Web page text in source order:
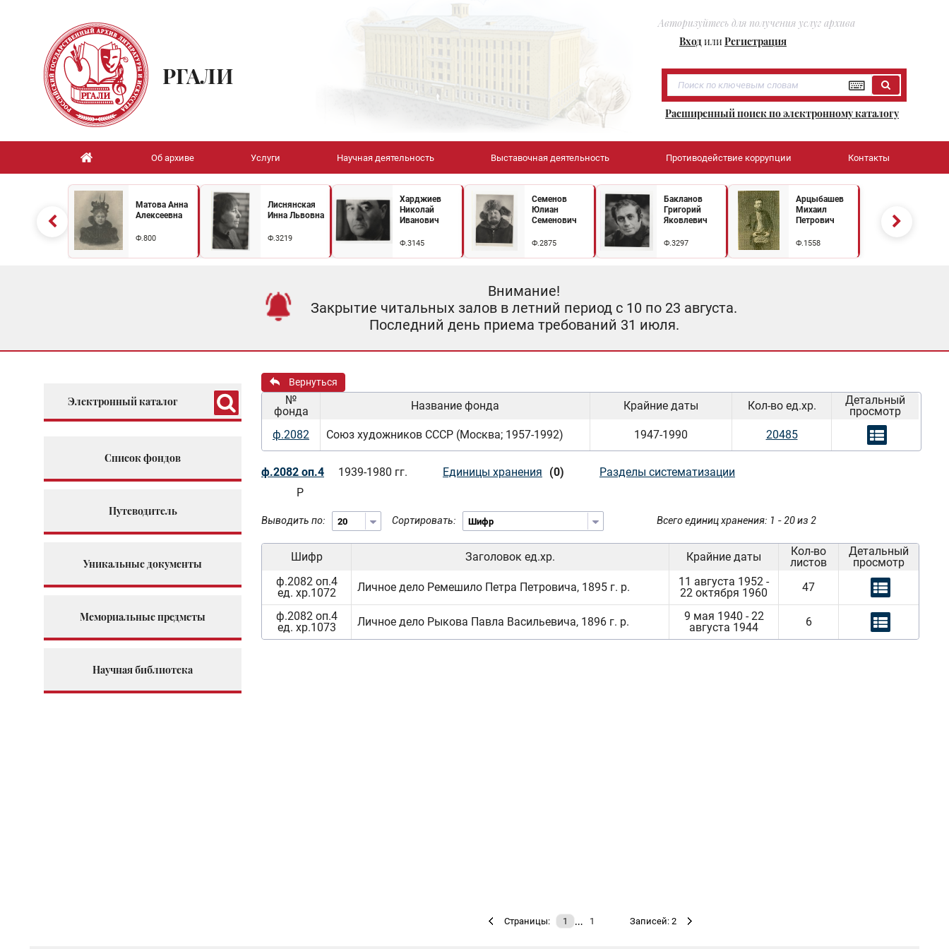
Авторизуйтесь для получения услуг архива
ВходилиРегистрация
РГАЛИ
Расширенный поиск по электронному каталогу
Об архиве Услуги Научная деятельность Выставочная деятельность Противодействие коррупции Контакты
Матова Анна
Алексеевна
Ф.800
Лиснянская
Инна Львовна
Ф.3219
Харджиев
Николай
Иванович
Ф.3145
Семенов
Юлиан
Семенович
Ф.2875
Бакланов
Григорий
Яковлевич
Ф.3297
Арцыбашев
Михаил
Петрович
Ф.1558
Внимание!
Закрытие читальных залов в летний период с 10 по 23 августа.
Последний день приема требований 31 июля.
Электронный каталог
Список фондов
Путеводитель
Уникальные документы
Мемориальные предметы
Научная библиотека
Вернуться
№
фонда
Название фонда Крайние даты Кол-во ед.хр.
Детальный
просмотр
ф.2082
Союз художников СССР (Москва; 1957-1992) 1947-1990 20485
ф.2082 оп.4 1939-1980 гг. Единицы хранения (0)
Разделы систематизации
Р
Выводить по: Сортировать: Всего единиц хранения: 1 - 20 из 2
Шифр Заголовок ед.хр. Крайние даты
Кол-во
листов
Детальный
просмотр
ф.2082 оп.4
ед. хр.1072
Личное дело Ремешило Петра Петровича, 1895 г. р.
11 августа 1952 -
22 октября 1960
47
ф.2082 оп.4
ед. хр.1073
Личное дело Рыкова Павла Васильевича, 1896 г. р.
9 мая 1940 - 22
августа 1944
6
Страницы: 1 … 1 Записей: 2